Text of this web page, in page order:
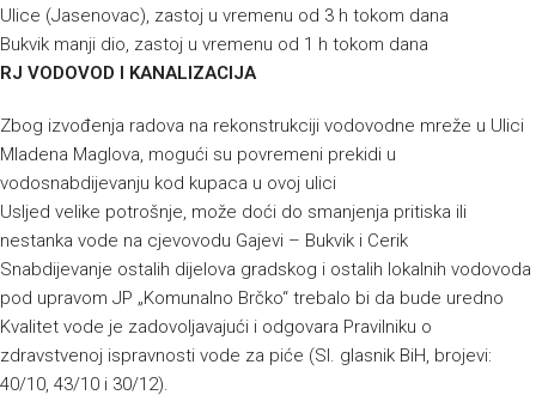
Ulice (Jasenovac), zastoj u vremenu od 3 h tokom dana
Bukvik manji dio, zastoj u vremenu od 1 h tokom dana
RJ VODOVOD I KANALIZACIJA
Zbog izvođenja radova na rekonstrukciji vodovodne mreže u Ulici
Mladena Maglova, mogući su povremeni prekidi u
vodosnabdijevanju kod kupaca u ovoj ulici
Usljed velike potrošnje, može doći do smanjenja pritiska ili
nestanka vode na cjevovodu Gajevi – Bukvik i Cerik
Snabdijevanje ostalih dijelova gradskog i ostalih lokalnih vodovoda
pod upravom JP „Komunalno Brčko“ trebalo bi da bude uredno
Kvalitet vode je zadovoljavajući i odgovara Pravilniku o
zdravstvenoj ispravnosti vode za piće (Sl. glasnik BiH, brojevi:
40/10, 43/10 i 30/12).